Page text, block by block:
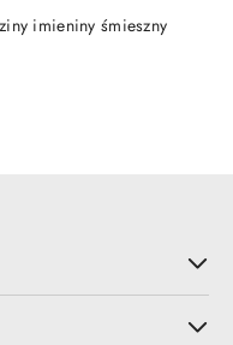
imieniny śmieszny